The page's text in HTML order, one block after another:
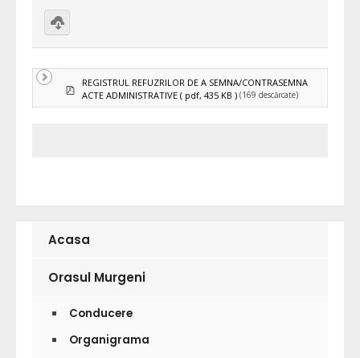
pdfREGISTRUL REFUZRILOR DE A SEMNA/CONTRASEMNA
ACTE ADMINISTRATIVE ( pdf, 435 KB ) (169 descărcate)
Acasa
Orasul Murgeni
Conducere
Organigrama